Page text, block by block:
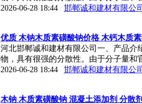
2026-06-28 18:44
邯郸诚和建材有限公
优质 木钠木质素磺酸钠价格 木钙木质
河北邯郸诚和建材有限公司一、产品
物，具有很强的分散性。由于分子量和
2026-06-28 18:44
邯郸诚和建材有限公
木钠 木质素磺酸钠 混凝土添加剂 分散